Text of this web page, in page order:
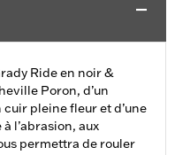
Ride en noir &
Poron, d’un
pleine fleur et d’une
l’abrasion, aux
permettra de rouler